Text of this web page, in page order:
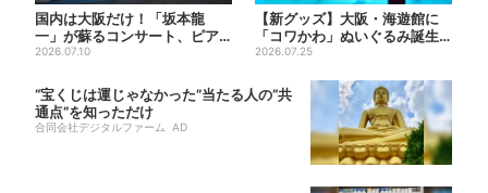
国内は大阪だけ！「坂本龍
一」が蘇るコンサート、ピア
ノを弾く姿を間近で…“涙腺が
2026.07.10
【新グッズ】大阪・海遊館に
「コワかわ」ぬいぐるみ誕生…
オスとメスどこが違う？ 飼...
2026.07.25
“宝くじは運じゃなかった”当たる人の“共
通点”を知っただけ
合同会社デジタルファーム AD